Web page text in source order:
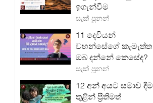
ඉගැන්වීම
සැක් පූනන්
11 දෙවියන්
වහන්සේගේ කැමැත්ත
ඔබ දන්නේ කෙසේද?
සැක් පූනන්
12 අන් අයට සමාව දීම
තුළින් ප්‍රීතිමත්